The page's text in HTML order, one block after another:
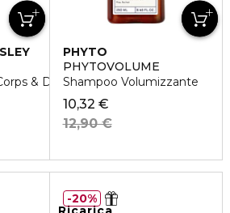
& Densité
PHYTO
PHYTOVOLUME
Shampoo Volumizzante
10,32 €
12,90 €
20%